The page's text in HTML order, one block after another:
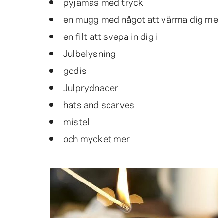
en mugg med något att värma dig
en filt att svepa in dig i
Julbelysning
godis
Julprydnader
hats and scarves
mistel
och mycket mer